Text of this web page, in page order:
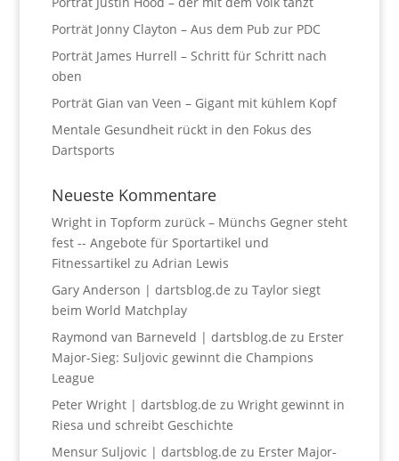
Porträt Jonny Clayton – Aus dem Pub zur PDC
Porträt James Hurrell – Schritt für Schritt nach
oben
Porträt Gian van Veen – Gigant mit kühlem Kopf
Mentale Gesundheit rückt in den Fokus des
Dartsports
Neueste Kommentare
Wright in Topform zurück – Münchs Gegner steht
fest -- Angebote für Sportartikel und
Fitnessartikel zu Adrian Lewis
Gary Anderson | dartsblog.de zu Taylor siegt
beim World Matchplay
Raymond van Barneveld | dartsblog.de zu Erster
Major-Sieg: Suljovic gewinnt die Champions
League
Peter Wright | dartsblog.de zu Wright gewinnt in
Riesa und schreibt Geschichte
Mensur Suljovic | dartsblog.de zu Erster Major-